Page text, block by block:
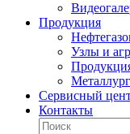
Продукция
Узлы и
Сервисный
Контакты